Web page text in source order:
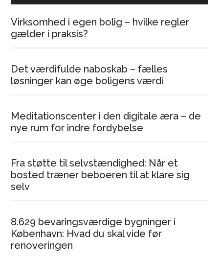
Virksomhed i egen bolig – hvilke regler
gælder i praksis?
Det værdifulde naboskab – fælles
løsninger kan øge boligens værdi
Meditationscenter i den digitale æra – de
nye rum for indre fordybelse
Fra støtte til selvstændighed: Når et
bosted træner beboeren til at klare sig
selv
8.629 bevaringsværdige bygninger i
København: Hvad du skal vide før
renoveringen